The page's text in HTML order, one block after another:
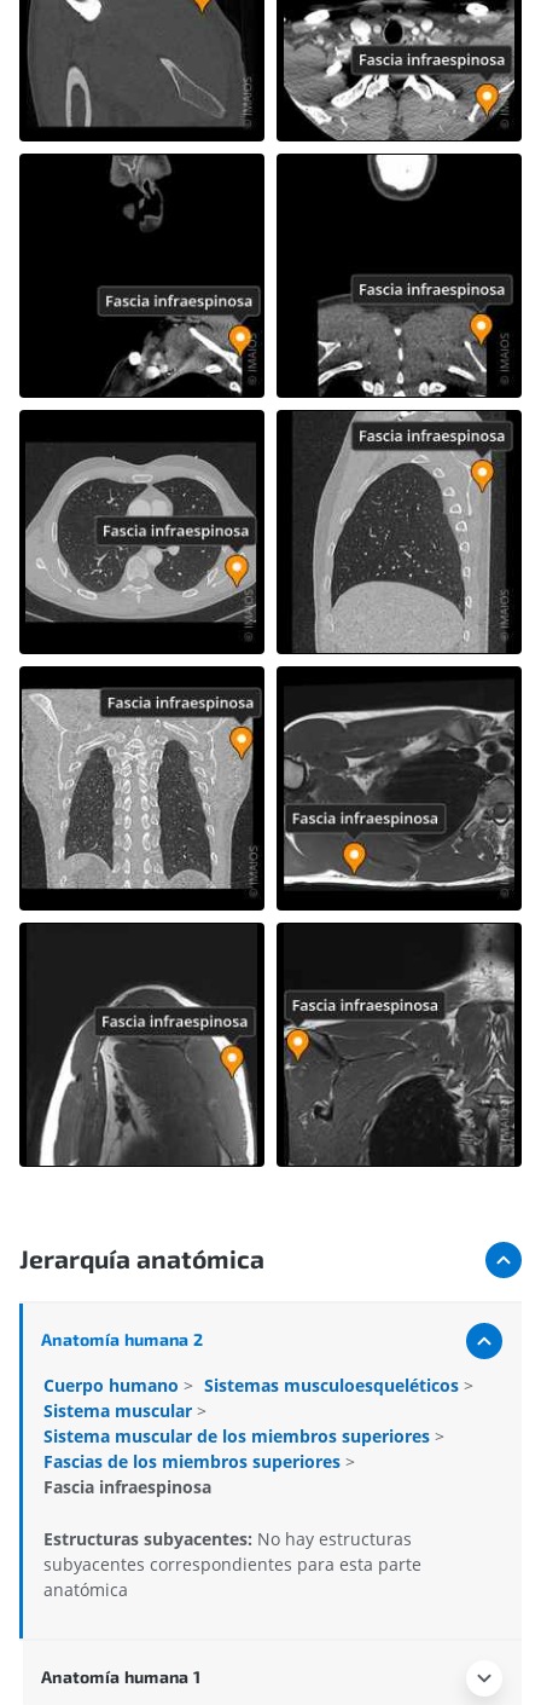
Jerarquía anatómica
Anatomía humana 2
Cuerpo humano > Sistemas musculoesqueléticos >
Sistema muscular >
Sistema muscular de los miembros superiores >
Fascias de los miembros superiores >
Fascia infraespinosa
Estructuras subyacentes: No hay estructuras
subyacentes correspondientes para esta parte
anatómica
Anatomía humana 1